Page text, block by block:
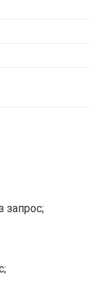
запрос;